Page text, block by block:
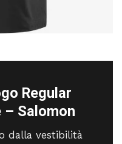
Regular
Salomon
dalla vestibilità